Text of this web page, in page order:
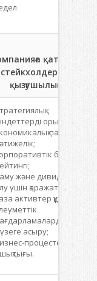
қатысты
стейкхолдердің
қызғушылығы
орындау;
пайда/
басқару
және дивиденттер
үшін қаражат;
активтер құны;
асыру;
процестердің